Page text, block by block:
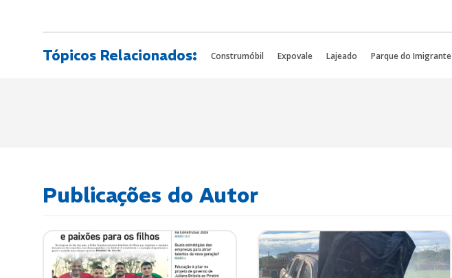
Tópicos Relacionados: Construmóbil Expovale Lajeado Parque do Imigrante
Publicações do Autor